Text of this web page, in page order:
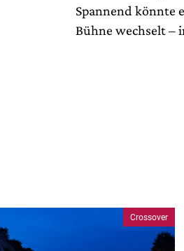
Spannend könnte
Bühne wechselt –
Crossover